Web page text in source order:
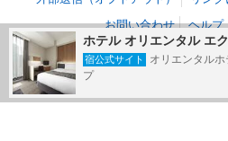
ホテル オリエンタル エ
宿公式サイト
オリエンタル
プ
お問い合わせ
ヘルプ
(c) Kakaku.com, Inc. All
掲載情報・写真など、すべてのコンテンツの